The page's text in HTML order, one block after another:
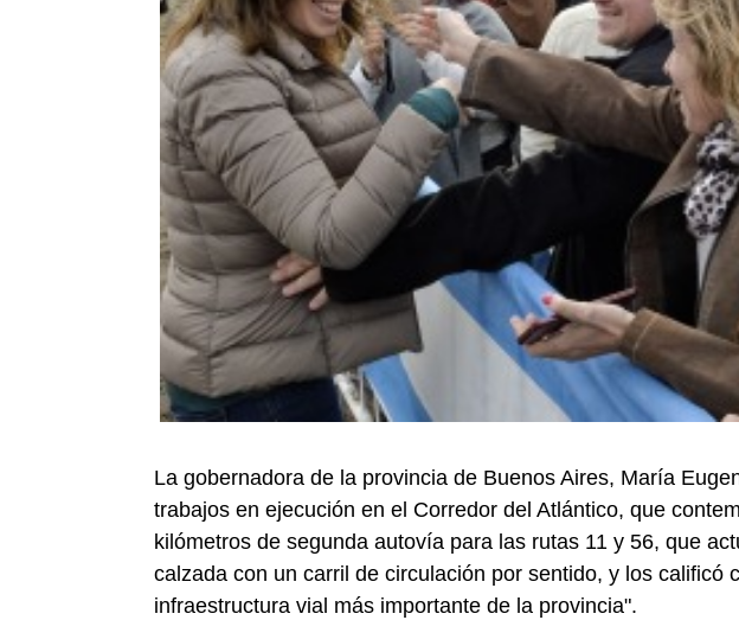
La gobernadora de la provincia de Buenos Aires, María
trabajos en ejecución en el Corredor del Atlántico, que
kilómetros de segunda autovía para las rutas 11 y 56, que
calzada con un carril de circulación por sentido, y los calificó
infraestructura vial más importante de la provincia".